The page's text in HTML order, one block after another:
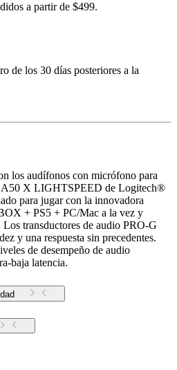
a partir de $499.
de los 30 días posteriores a la
los audífonos con micrófono para
A50 X LIGHTSPEED de Logitech®
para jugar con la innovadora
+ PS5 + PC/Mac a la vez y
Los transductores de audio PRO-G
y una respuesta sin precedentes.
de desempeño de audio
baja latencia.